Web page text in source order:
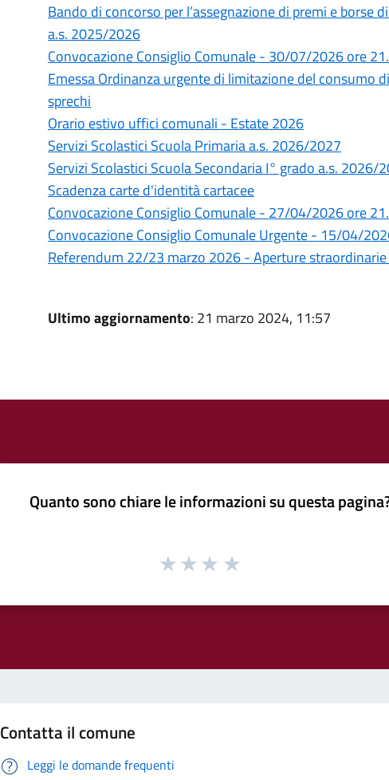
Bando di concorso per l’assegnazione di premi e
a.s. 2025/2026
Convocazione Consiglio Comunale - 30/07/2026 ore
Emessa Ordinanza urgente di limitazione del consumo
sprechi
Orario estivo uffici comunali - Estate 2026
Servizi Scolastici Scuola Primaria a.s. 2026/2027
Servizi Scolastici Scuola Secondaria I° grado a.s. 2026/
Scadenza carte d'identità cartacee
Convocazione Consiglio Comunale - 27/04/2026 ore
Convocazione Consiglio Comunale Urgente - 15/04/
Referendum 22/23 marzo 2026 - Aperture
Ultimo aggiornamento: 21 marzo 2024, 11:57
Quanto sono chiare le informazioni su questa
Contatta il comune
Leggi le domande frequenti